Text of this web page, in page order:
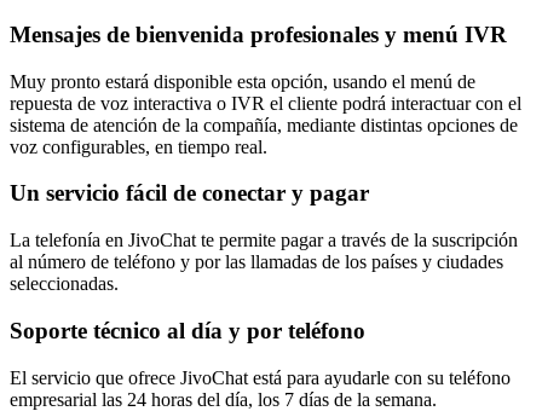
Mensajes de bienvenida profesionales y menú IVR
Muy pronto estará disponible esta opción, usando el menú de
repuesta de voz interactiva o IVR el cliente podrá interactuar con el
sistema de atención de la compañía, mediante distintas opciones de
voz configurables, en tiempo real.
Un servicio fácil de conectar y pagar
La telefonía en JivoChat te permite pagar a través de la suscripción
al número de teléfono y por las llamadas de los países y ciudades
seleccionadas.
Soporte técnico al día y por teléfono
El servicio que ofrece JivoChat está para ayudarle con su teléfono
empresarial las 24 horas del día, los 7 días de la semana.